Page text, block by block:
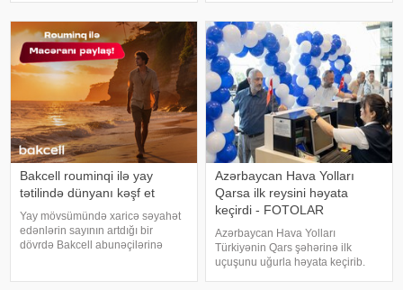
gün keçirdiyi mətbuat
konfransında bildirib
yenilik sayəsində hüquqi şəxslər
və fərdi sahibkarlar Yelo İnternet
Bankçılıq platformas
Bakcell rouminqi ilə yay
tətilində dünyanı kəşf et
Yay mövsümündə xaricə səyahət
edənlərin sayının artdığı bir
dövrdə Bakcell abunəçilərinə
Azərbaycan Hava Yolları
Qarsa ilk reysini həyata
keçirdi - FOTOLAR
Azərbaycan Hava Yolları
Türkiyənin Qars şəhərinə ilk
uçuşunu uğurla həyata keçirib.